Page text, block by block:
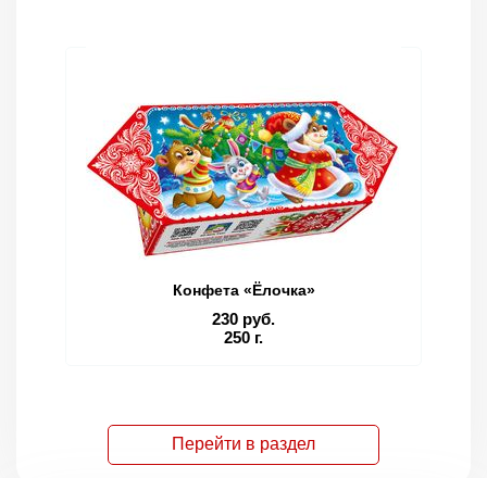
Конфета «Ёлочка»
230 руб.
250 г.
Перейти в раздел